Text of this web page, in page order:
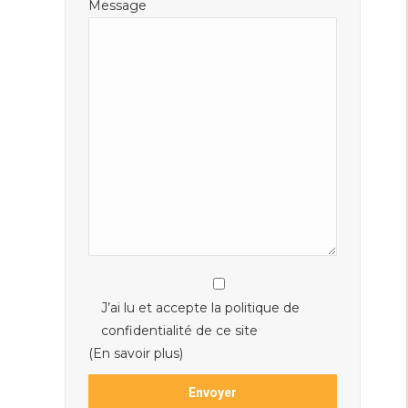
Message
J’ai lu et accepte la politique de
confidentialité de ce site
(En savoir plus)